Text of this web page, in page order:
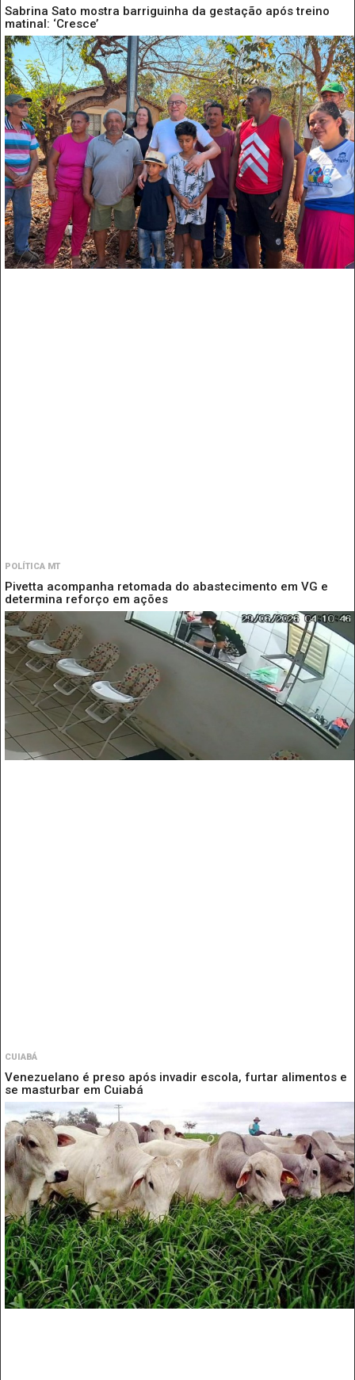
Sabrina Sato mostra barriguinha da gestação após treino
matinal: ‘Cresce’
POLÍTICA MT
Pivetta acompanha retomada do abastecimento em VG e
determina reforço em ações
CUIABÁ
Venezuelano é preso após invadir escola, furtar alimentos e
se masturbar em Cuiabá